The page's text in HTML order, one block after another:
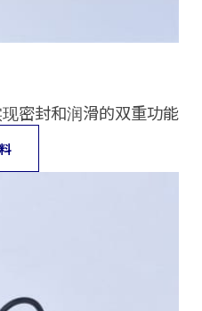
密封和润滑的双重功能